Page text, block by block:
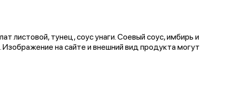
листовой, тунец, соус унаги. Соевый соус, имбирь и
на сайте и внешний вид продукта могут